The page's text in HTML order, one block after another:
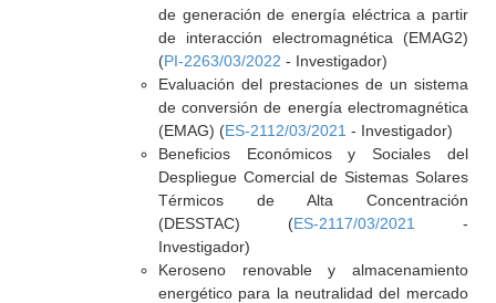
de generación de energía eléctrica a partir
de interacción electromagnética (EMAG2)
(PI-2263/03/2022 - Investigador)
Evaluación del prestaciones de un sistema
de conversión de energía electromagnética
(EMAG) (ES-2112/03/2021 - Investigador)
Beneficios Económicos y Sociales del
Despliegue Comercial de Sistemas Solares
Térmicos de Alta Concentración
(DESSTAC) (ES-2117/03/2021
-
Investigador)
Keroseno renovable y almacenamiento
energético para la neutralidad del mercado